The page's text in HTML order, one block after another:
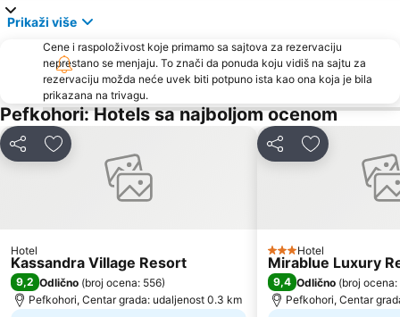
Kalamici
Afytos
Livrohio
Kampoudi
Haniotis Melathron
Porto Karas 1
Port Ouranoupolis
Plaža Tristinika
Karagatsia
Agios Georgios
Chalkidiki Proto Podi
Nea Skioni
Porto Karas
Plaža Nea Fokea
Paralia Ouranoupolis
Prikaži više
Cene i raspoloživost koje primamo sa sajtova za rezervaciju
neprestano se menjaju. To znači da ponuda koju vidiš na sajtu za
rezervaciju možda neće uvek biti potpuno ista kao ona koja je bila
prikazana na trivagu.
Pefkohori: Hotels sa najboljom ocenom
Deli Dodati u favorite
Hotel
Kassandra Village Resort
9,2 Odlično (broj ocena: 556)
Pefkohori, Centar grada: udaljenost 0.3 km
Deli Dodati u
3 Zvezdice
Hotel
Mirablue Luxury
9,4 Odlično (broj ocena:
Pefkohori, Centar